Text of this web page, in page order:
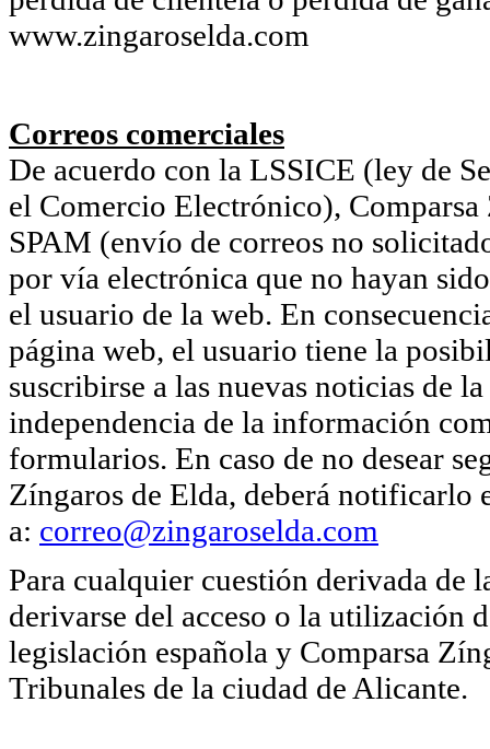
www.zingaroselda.com
Correos comerciales
De acuerdo con la LSSICE (ley de
el Comercio Electrónico),
SPAM (envío de correos no
por vía electrónica que no hayan
el usuario de la web. En
página web, el usuario tiene la
suscribirse a las nuevas noticias de
independencia de la información
formularios. En caso de no desear
Zíngaros de Elda, deberá notificarlo
a: correo@zingaroselda.com
Para cualquier cuestión derivada
derivarse del acceso o la utilización
legislación española y Comparsa
Tribunales de la ciudad de Alicante.